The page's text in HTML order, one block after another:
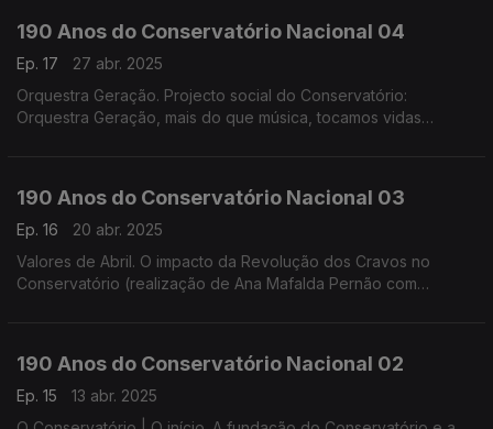
190 Anos do Conservatório Nacional 04
Ep. 17
27 abr. 2025
Orquestra Geração. Projecto social do Conservatório:
Orquestra Geração, mais do que música, tocamos vidas
190 Anos do Conservatório Nacional 03
Ep. 16
20 abr. 2025
Valores de Abril. O impacto da Revolução dos Cravos no
Conservatório (realização de Ana Mafalda Pernão com
190 Anos do Conservatório Nacional 02
Ep. 15
13 abr. 2025